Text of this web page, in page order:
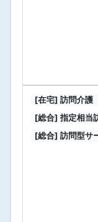
[在宅] 訪問介護
[総合] 指定相当
[総合] 訪問型サ